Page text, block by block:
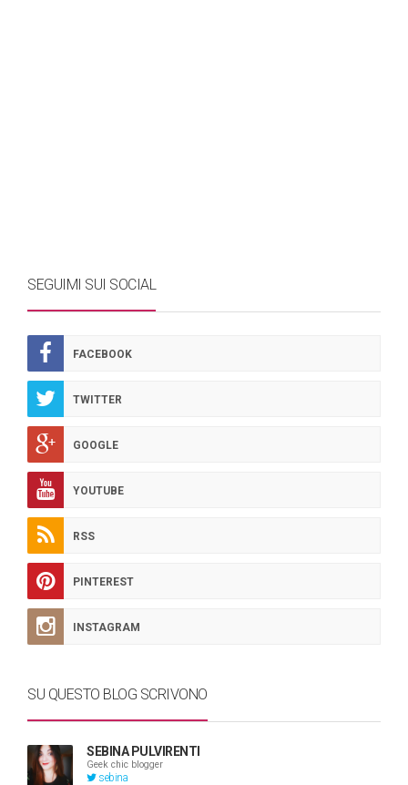
SEGUIMI SUI SOCIAL
FACEBOOK
TWITTER
GOOGLE
YOUTUBE
RSS
PINTEREST
INSTAGRAM
SU QUESTO BLOG SCRIVONO
SEBINA PULVIRENTI
Geek chic blogger
sebina